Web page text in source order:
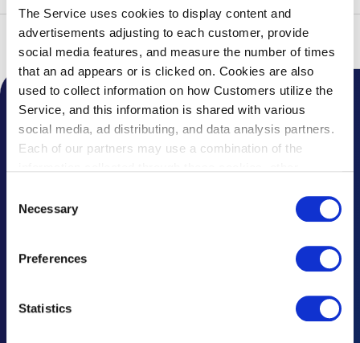
The Service uses cookies to display content and
advertisements adjusting to each customer, provide
social media features, and measure the number of times
that an ad appears or is clicked on. Cookies are also
used to collect information on how Customers utilize the
Service, and this information is shared with various
social media, ad distributing, and data analysis partners.
Each of our partners may use a combination of the
well as other information collected by our partners when
Please see
Selection
Necessary
Preferences
Statistics
航班搜索（国际）
机场通知
话题
遗失物品须知
重要通知及规定